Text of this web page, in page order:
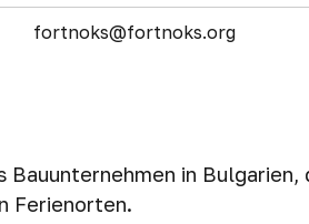
fortnoks@fortnoks.org
in
Ferienorten.